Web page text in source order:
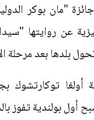
"مان بوكر
عن روايتها
بلدها بعد مرحلة
أولغا توكارتشوك
أول بولندية تفوز